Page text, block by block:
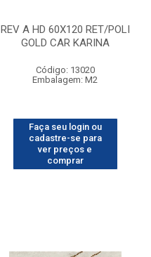
REV A HD 60X120 RET/POLI
GOLD CAR KARINA
Código: 13020
Embalagem: M2
Faça seu login ou
cadastre-se para
ver preços e
comprar